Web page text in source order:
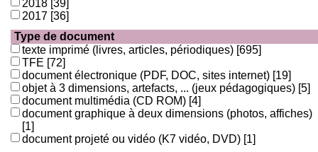
2018 [39]
2017 [36]
Type de document
texte imprimé (livres, articles, périodiques) [695]
TFE [72]
document électronique (PDF, DOC, sites internet) [19]
objet à 3 dimensions, artefacts, ... (jeux pédagogiques) [5]
document multimédia (CD ROM) [4]
document graphique à deux dimensions (photos, affiches)
[1]
document projeté ou vidéo (K7 vidéo, DVD) [1]